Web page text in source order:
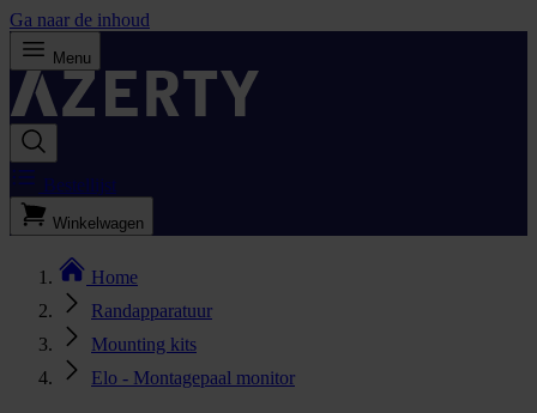
Ga naar de inhoud
Menu
Bestellijst
Winkelwagen
Home
Randapparatuur
Mounting kits
Elo - Montagepaal monitor